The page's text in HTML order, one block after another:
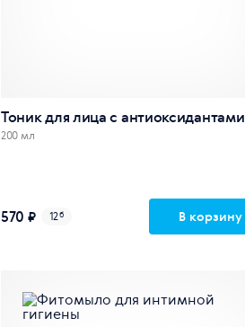
Тоник для лица с антиоксидантами
200 мл
570 ₽ 12б В корзину